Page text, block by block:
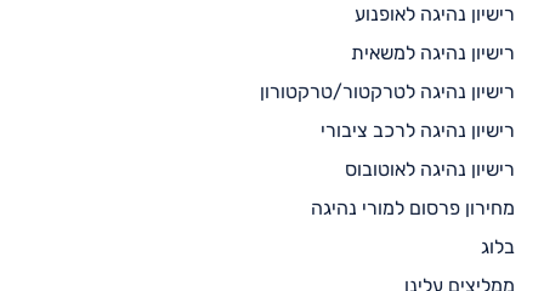
רישיון נהיגה לאופנוע
רישיון נהיגה למשאית
רישיון נהיגה לטרקטור/טרקטורון
רישיון נהיגה לרכב ציבורי
רישיון נהיגה לאוטובוס
מחירון פרסום למורי נהיגה
בלוג
ממליצים עלינו